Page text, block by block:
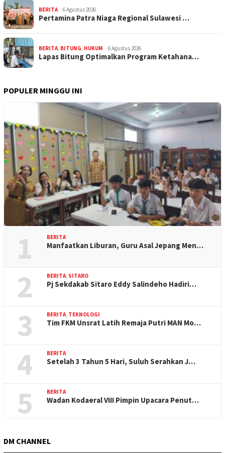
BERITA 6 Agustus 2026
Pertamina Patra Niaga Regional Sulawesi …
BERITA, BITUNG, HUKUM 6 Agustus 2026
Lapas Bitung Optimalkan Program Ketahana…
POPULER MINGGU INI
1 BERITA
Manfaatkan Liburan, Guru Asal Jepang Men…
2 BERITA, SITARO
Pj Sekdakab Sitaro Eddy Salindeho Hadiri…
3 BERITA, TEKNOLOGI
Tim FKM Unsrat Latih Remaja Putri MAN Mo…
4 BERITA
Setelah 3 Tahun 5 Hari, Suluh Serahkan J…
5 BERITA
Wadan Kodaeral VIII Pimpin Upacara Penut…
DM CHANNEL